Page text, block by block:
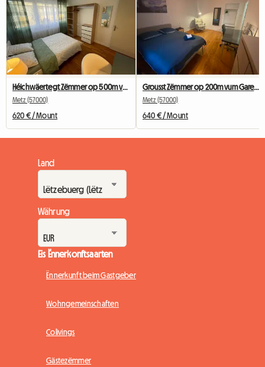
Héichwäertegt Zëmmer op 500m vun der Gare vu Metz
Metz (57000)
620 € / Mount
Grousst Zëmmer op 200m vum Gare Metz (privat Buedzëmmer)
Metz (57000)
640 € / Mount
Land
Währung
Eis Ënnerkonftsaarten
Ënnerkunft beim Gastgeber
Wohngemeinschaften
Colivings
Gästezëmmer